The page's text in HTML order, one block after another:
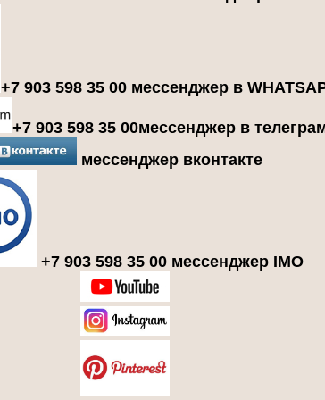
+7 903 598 35 00 мессенджер в
+7 903 598 35 00мессенджер в
мессенджер вконтакте
+7 903 598 35 00 мессенджер IMO